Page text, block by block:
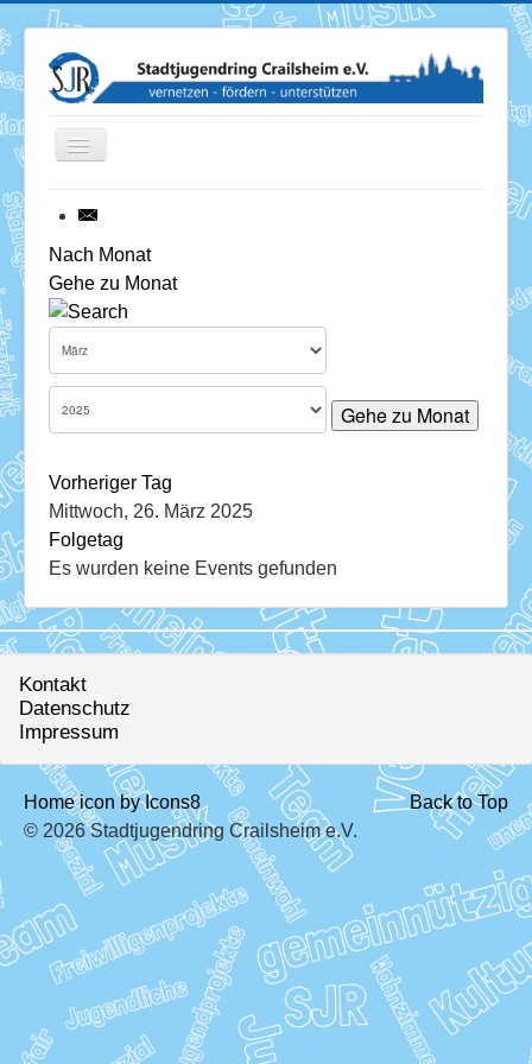
Toggle
News
Termine
Über uns
Services
Download
Ratskeller
Nach Monat
Gehe zu Monat
Gehe zu Monat
Vorheriger Tag
Mittwoch, 26. März 2025
Folgetag
Es wurden keine Events gefunden
Kontakt
Datenschutz
Impressum
Home icon by Icons8
Back to Top
© 2026 Stadtjugendring Crailsheim e.V.